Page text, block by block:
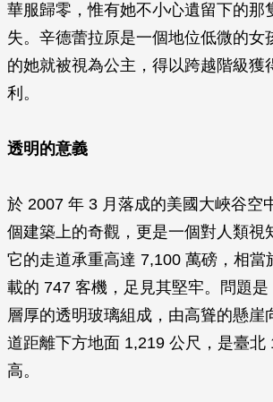
華服歸零，惟有她不小心遺留下的那
失。辛德蕾拉原是一個地位低微的女
的她就被視為公主，得以跨越階級獲
利。
透明的意義
於 2007 年 3 月落成的美國大峽谷空
個建築上的奇觀，更是一個對人類視
它的走道承重高達 7,100 萬磅，相當
載的 747 客機，足見其堅牢。問題
層厚的透明玻璃組成，由高聳的懸崖
道距離下方地面 1,219 公尺，是臺北
高。